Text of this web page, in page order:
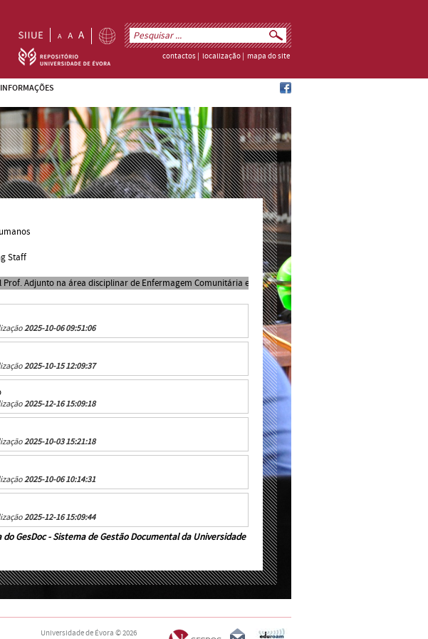
contactos localização mapa do site
INFORMAÇÕES
Staff
Adjunto na área disciplinar de Enfermagem Comunitária e de Saúde Mental e Psiquiátrica
2025-10-06 09:51:06
2025-10-15 12:09:37
2025-12-16 15:09:18
2025-10-03 15:21:18
2025-10-06 10:14:31
2025-12-16 15:09:44
doGesDoc - Sistema de Gestão Documental da Universidade
Universidade de Évora © 2026